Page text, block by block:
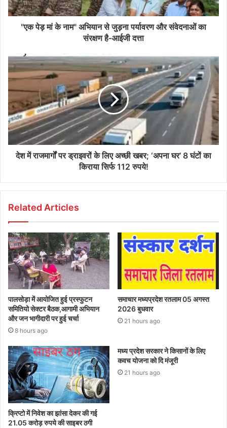
"एक पेड़ मां के नाम" अभियान से जुड़ना पर्यावरण और संवेदनाओं का
संरक्षण है-आईजी दत्ता
देश में राजमार्गों पर ड्राइवरों के लिए अच्छी खबर; ‘अपना घर’ 8 घंटों का
किराया सिर्फ 112 रुपये!
Related Articles
पालसोड़ा में आयोजित हुई प्रस्फुटन
समितियो सेक्टर बैठक,आगामी अभियान
और जन भागीदारी पर हुई चर्चा
8 hours ago
समाचार मध्यप्रदेश रतलाम 05 अगस्त
2026 बुधवार
21 hours ago
क्रिप्टो में निवेश का झांसा देकर की गई
21.05 करोड़ रुपये की साइबर ठगी
मध्य प्रदेश सरकार ने किसानों के लिए
कवच योजना को दि मंजूरी
21 hours ago